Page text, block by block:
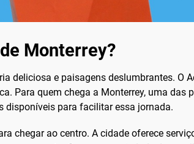
Monterrey?
deliciosa e paisagens deslumbrantes. O
Para quem chega a Monterrey, uma das
disponíveis para facilitar essa jornada.
chegar ao centro. A cidade oferece